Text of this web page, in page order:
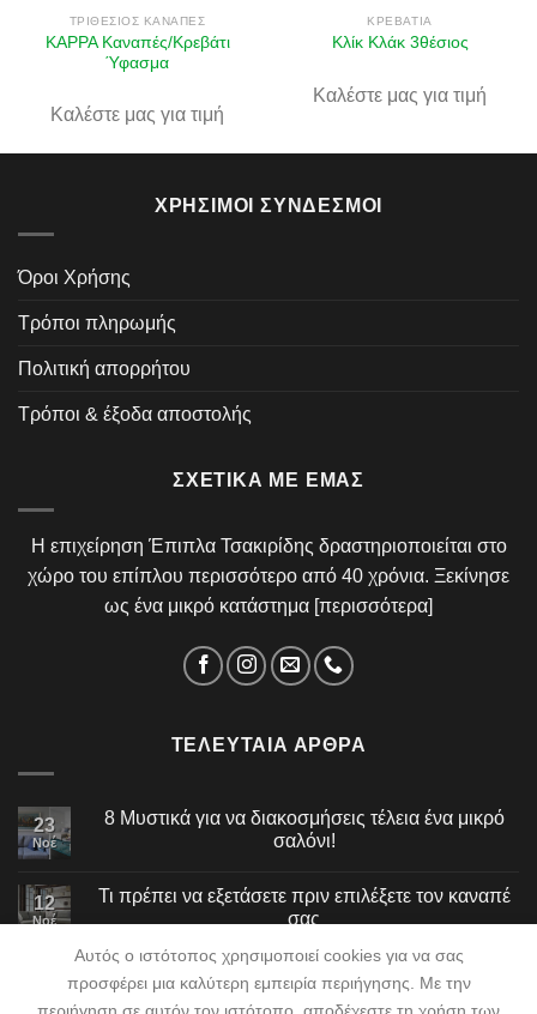
ΤΡΙΘΈΣΙΟΣ ΚΑΝΑΠΈΣ
KAPPA Καναπές/Κρεβάτι
Ύφασμα
Καλέστε μας για τιμή
ΚΡΕΒΆΤΙΑ
Κλίκ Κλάκ 3θέσιος
Καλέστε μας για τιμή
ΧΡΉΣΙΜΟΙ ΣΎΝΔΕΣΜΟΙ
Όροι Χρήσης
Τρόποι πληρωμής
Πολιτική απορρήτου
Τρόποι & έξοδα αποστολής
ΣΧΕΤΙΚΆ ΜΕ ΕΜΆΣ
Η επιχείρηση Έπιπλα Τσακιρίδης δραστηριοποιείται στο
χώρο του επίπλου περισσότερο από 40 χρόνια. Ξεκίνησε
ως ένα μικρό κατάστημα [περισσότερα]
ΤΕΛΕΥΤΑΊΑ ΆΡΘΡΑ
23
Νοέ
8 Μυστικά για να διακοσμήσεις τέλεια ένα μικρό
σαλόνι!
12
Νοέ
Τι πρέπει να εξετάσετε πριν επιλέξετε τον καναπέ
σας
Αυτός ο ιστότοπος χρησιμοποιεί cookies για να σας
προσφέρει μια καλύτερη εμπειρία περιήγησης. Με την